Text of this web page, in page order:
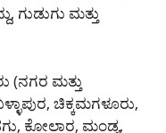
ಗುಡುಗು ಮತ್ತು
(ನಗರ ಮತ್ತು
ಚಿಕ್ಕಮಗಳೂರು,
ಕೋಲಾರ, ಮಂಡ್ಯ,